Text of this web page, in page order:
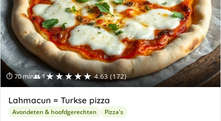
⏱ 70 min👥 1★★★★★ 4.63 (172)
Lahmacun = Turkse pizza
Avondeten & hoofdgerechten Pizza's